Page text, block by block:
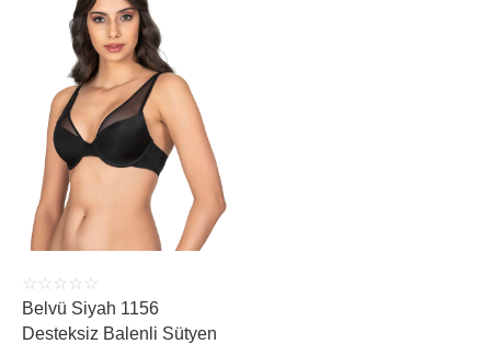
ÜRÜNÜ İNCELE
☆ ☆ ☆ ☆ ☆
Belvü Siyah 1156
Desteksiz Balenli Sütyen